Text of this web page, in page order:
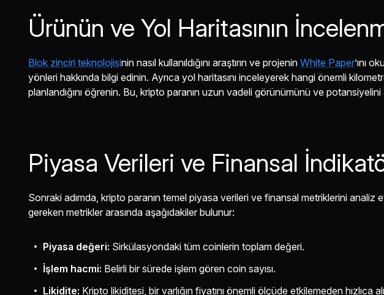
Ürünün ve Yol Haritasının
Blok zinciri teknolojisinin nasıl kullanıldığını araştırın ve projenin White Paper’ını
yönleri hakkında bilgi edinin. Ayrıca yol haritasını inceleyerek hangi önemli
planlandığını öğrenin. Bu, kripto paranın uzun vadeli görünümünü ve potansiyelini
Piyasa Verileri ve Finansal
Sonraki adımda, kripto paranın temel piyasa verileri ve finansal metriklerini analiz
gereken metrikler arasında aşağıdakiler bulunur:
Piyasa değeri: Sirkülasyondaki tüm coinlerin toplam değeri.
İşlem hacmi: Belirli bir sürede işlem gören coin sayısı.
Likidite: Kripto likiditesi, bir varlığın fiyatını önemli ölçüde etkilemeden hızlıca